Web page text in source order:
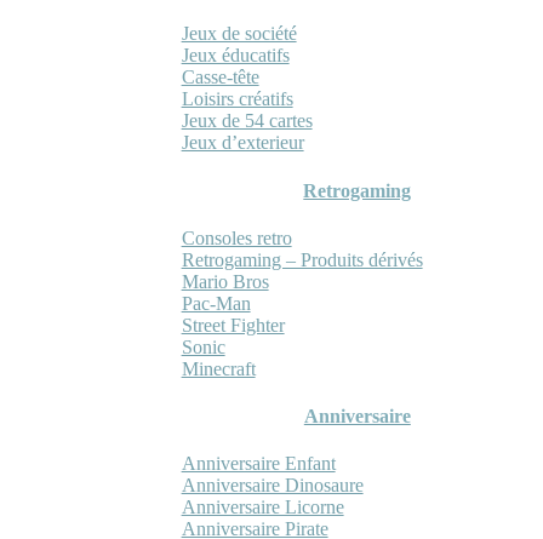
Jeux de société
Jeux éducatifs
Casse-tête
Loisirs créatifs
Jeux de 54 cartes
Jeux d’exterieur
Retrogaming
Consoles retro
Retrogaming – Produits dérivés
Mario Bros
Pac-Man
Street Fighter
Sonic
Minecraft
Anniversaire
Anniversaire Enfant
Anniversaire Dinosaure
Anniversaire Licorne
Anniversaire Pirate